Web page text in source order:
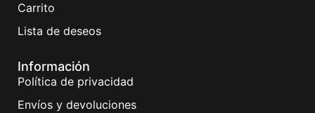
Carrito
Lista de deseos
Información
Política de privacidad
Envíos y devoluciones